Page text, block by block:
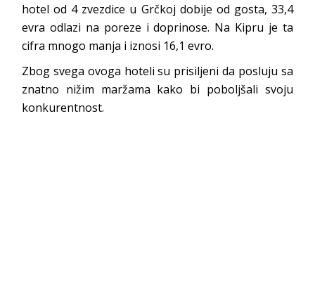
hotel od 4 zvezdice u Grčkoj dobije od gosta, 33,4
evra odlazi na poreze i doprinose. Na Kipru je ta
cifra mnogo manja i iznosi 16,1 evro.
Zbog svega ovoga hoteli su prisiljeni da posluju sa
znatno nižim maržama kako bi poboljšali svoju
konkurentnost.